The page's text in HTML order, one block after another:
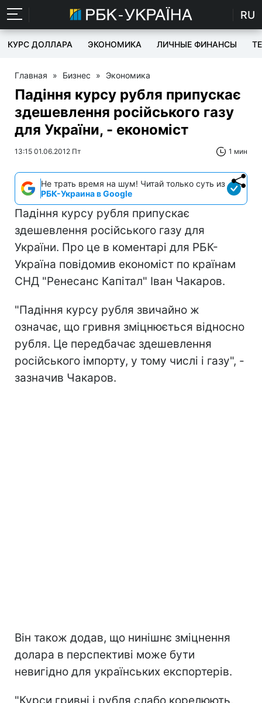
RU
КУРС ДОЛЛАРА ЭКОНОМИКА ЛИЧНЫЕ ФИНАНСЫ
Главная » Бизнес » Экономика
Падіння курсу рубля припускає
здешевлення російського газу
для України, - економіст
13:15 01.06.2012 Пт 1 мин
Не трать время на шум! Читай только суть из
РБК-Украина в Google
Падіння курсу рубля припускає
здешевлення російського газу для
України. Про це в коментарі для РБК-
Україна повідомив економіст по країнам
СНД "Ренесанс Капітал" Іван Чакаров.
"Падіння курсу рубля звичайно ж
означає, що гривня зміцнюється відносно
рубля. Це передбачає здешевлення
російського імпорту, у тому числі і газу", -
зазначив Чакаров.
Він також додав, що нинішнє зміцнення
долара в перспективі може бути
невигідно для українських експортерів.